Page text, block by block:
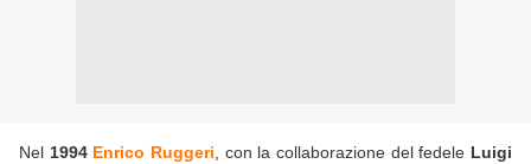
Nel 1994 Enrico Ruggeri , con la collaborazione del fedele Luigi